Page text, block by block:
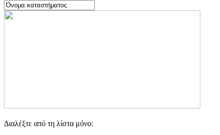
Διαλέξτε από τη λίστα μόνο: